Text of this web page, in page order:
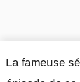
La fameuse